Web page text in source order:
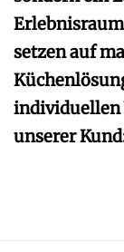
setzen auf
individuellen
unserer